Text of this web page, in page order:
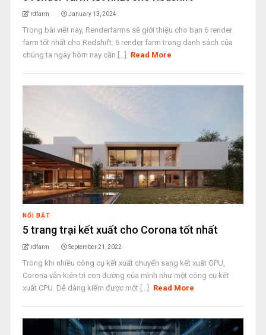
rdfarm January 13, 2024
Trong bài viết này, Renderfarms sẽ giới thiệu cho bạn 6 render
farm tốt nhất cho Redshift. 6 render farm trong danh sách của
chúng ta ngày hôm nay cần [...]
Read More
NỔI BẬT
5 trang trại kết xuất cho Corona tốt nhất
rdfarm September 21, 2022
Trong khi nhiều công cụ kết xuất chuyển sang kết xuất GPU,
Corona vẫn kiên trì con đường của mình như một công cụ kết
xuất CPU. Dễ dàng kiếm được một [...]
Read More